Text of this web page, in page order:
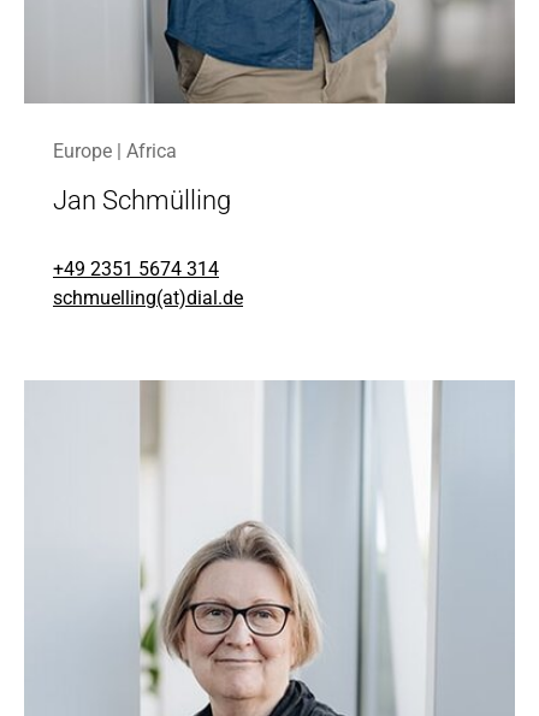
Europe | Africa
Jan Schmülling
+49 2351 5674 314
schmuelling(at)dial.de